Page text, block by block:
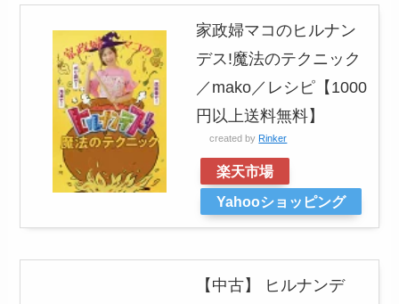
家政婦マコのヒルナン
デス!魔法のテクニック
／mako／レシピ【1000
円以上送料無料】
created by Rinker
楽天市場
Yahooショッピング
【中古】 ヒルナンデ